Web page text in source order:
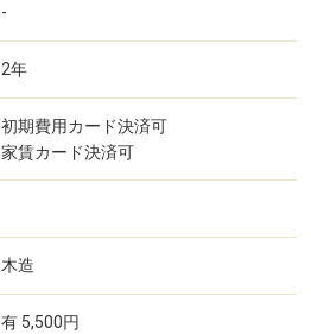
-
2年
初期費用カード決済可
家賃カード決済可
木造
有 5,500円